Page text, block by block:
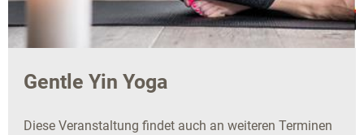
Gentle Yin Yoga
Diese Veranstaltung findet auch an weiteren Terminen